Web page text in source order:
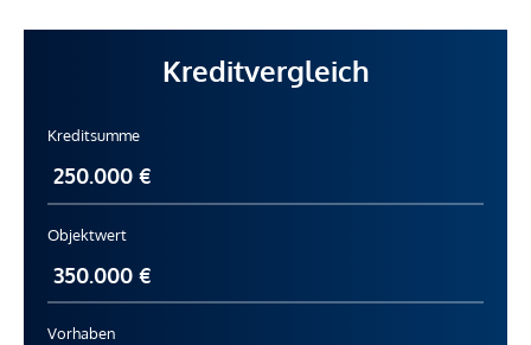
Kreditvergleich
Kreditsumme
Objektwert
Vorhaben